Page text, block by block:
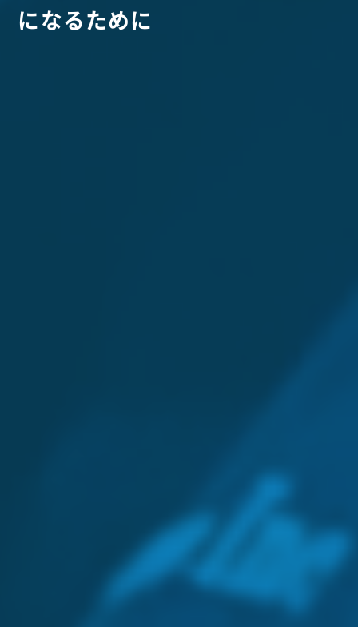
になるために